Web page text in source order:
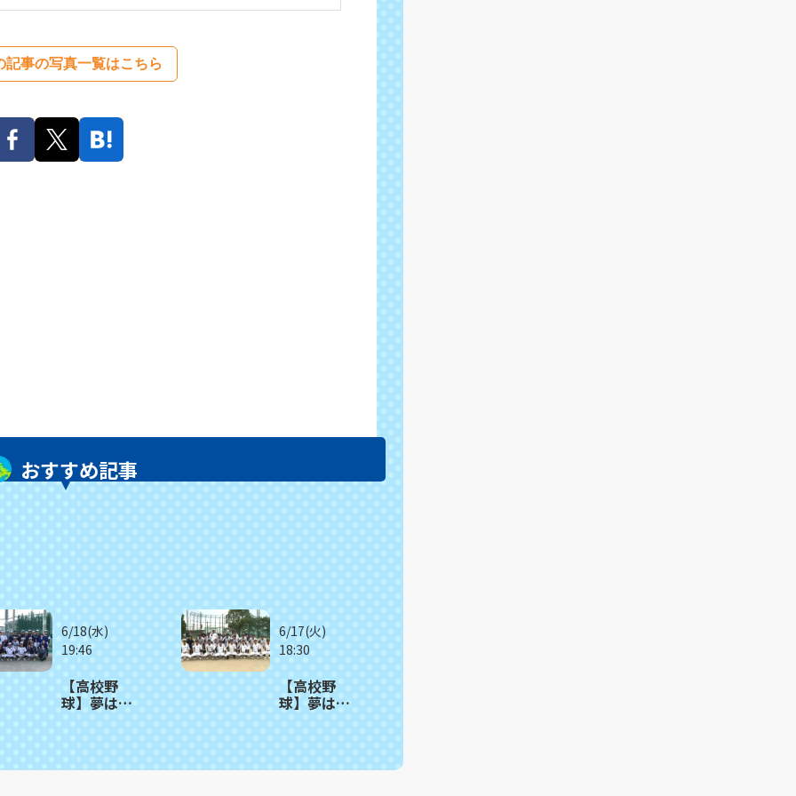
記事の写真一覧はこちら
おすすめ記事
6/18(水)
19:46
【高校野
球】夢は甲
6/17(火)
18:30
【高校野
球】夢は甲